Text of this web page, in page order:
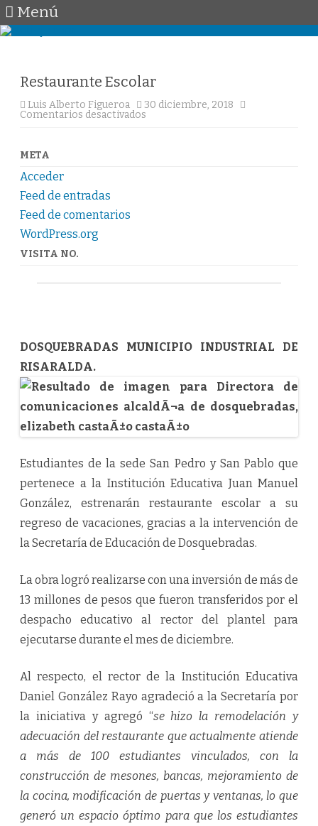
Menú
Restaurante Escolar
Luis Alberto Figueroa
30 diciembre, 2018
Comentarios desactivados
META
Acceder
Feed de entradas
Feed de comentarios
WordPress.org
VISITA NO.
DOSQUEBRADAS MUNICIPIO INDUSTRIAL DE
RISARALDA.
Estudiantes de la sede San Pedro y San Pablo que
pertenece a la Institución Educativa Juan Manuel
González, estrenarán restaurante escolar a su
regreso de vacaciones, gracias a la intervención de
la Secretaría de Educación de Dosquebradas.
La obra logró realizarse con una inversión de más de
13 millones de pesos que fueron transferidos por el
despacho educativo al rector del plantel para
ejecutarse durante el mes de diciembre.
Al respecto, el rector de la Institución Educativa
Daniel González Rayo agradeció a la Secretaría por
la iniciativa y agregó “se hizo la remodelación y
adecuación del restaurante que actualmente atiende
a más de 100 estudiantes vinculados, con la
construcción de mesones, bancas, mejoramiento de
la cocina, modificación de puertas y ventanas, lo que
generó un espacio óptimo para que los estudiantes